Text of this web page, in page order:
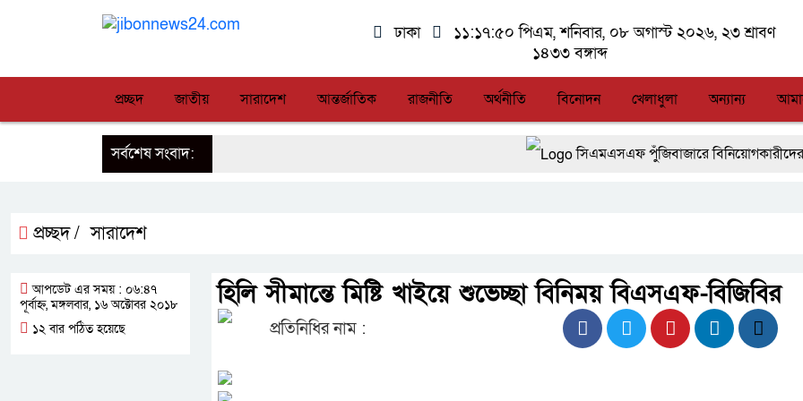
ঢাকা ১১:১৭:৫০ পিএম, শনিবার, ০৮ অগাস্ট ২০২৬, ২৩ শ্রাবণ
১৪৩৩ বঙ্গাব্দ
প্রচ্ছদ জাতীয় সারাদেশ আন্তর্জাতিক রাজনীতি অর্থনীতি বিনোদন খেলাধুলা অন্যান্য
সর্বশেষ সংবাদ:
সিএমএসএফ পুঁজিবাজারে বিনিয়োগকারীদের
আত-তানযীল ইনস্টিটিউট চট্টগ্রাম দুবছর
ফ্যাসিবাদবিরোধী আন্দোলনে হত্যাকাণ্ডের বিচার
জুলাই স্মৃতি জাদুঘরের দুয়ার খুলেছে, উদ্বোধন করলেন
প্রচ্ছদ / সারাদেশ
হিলি সীমান্তে মিষ্টি খাইয়ে শুভেচ্ছা বিনিময় বিএসএফ-বিজিবির
প্রতিনিধির নাম :
আপডেট এর সময় : ০৬:৪৭
পূর্বাহ্ন, মঙ্গলবার, ১৬ অক্টোবর ২০১৮
১২ বার পঠিত হয়েছে